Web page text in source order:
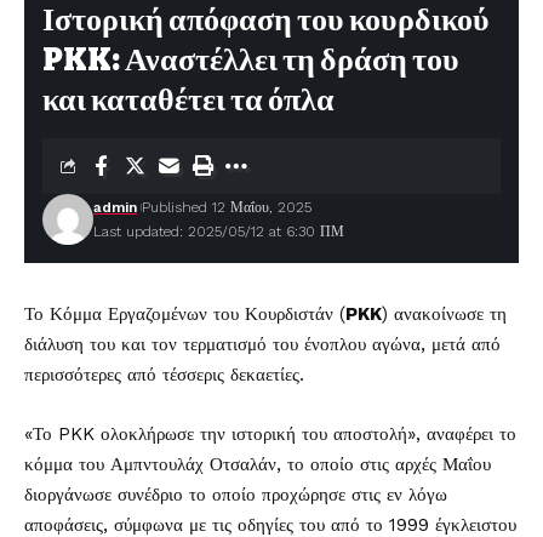
Ιστορική απόφαση του κουρδικού
PKK: Αναστέλλει τη δράση του
και καταθέτει τα όπλα
Last updated: 2025/05/12 at 6:30 ΠΜ
admin Published 12 Μαΐου, 2025
Το Κόμμα Εργαζομένων του Κουρδιστάν (PKK) ανακοίνωσε τη
διάλυση του και τον τερματισμό του ένοπλου αγώνα, μετά από
περισσότερες από τέσσερις δεκαετίες.
«Το PKK ολοκλήρωσε την ιστορική του αποστολή», αναφέρει το
κόμμα του Αμπντουλάχ Οτσαλάν, το οποίο στις αρχές Μαΐου
διοργάνωσε συνέδριο το οποίο προχώρησε στις εν λόγω
αποφάσεις, σύμφωνα με τις οδηγίες του από το 1999 έγκλειστου